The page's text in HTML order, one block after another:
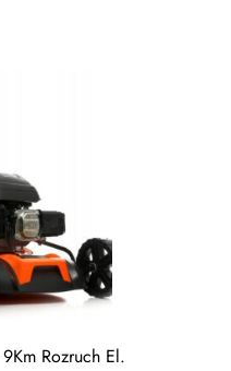
Rozruch El.